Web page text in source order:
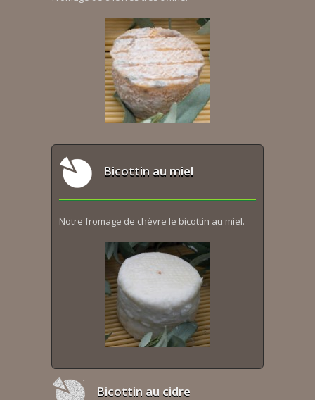
Bicottin au miel
Notre fromage de chèvre le bicottin au miel.
Bicottin au cidre